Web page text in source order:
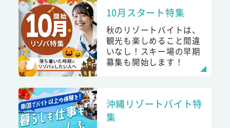
10月スタート特集
秋のリゾートバイトは、
観光も楽しめること間違
いなし！スキー場の早期
募集も開始します！
沖縄リゾートバイト特
集